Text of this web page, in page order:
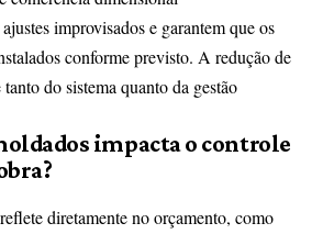
improvisados e garantem que os
conforme previsto. A redução de
do sistema quanto da gestão
impacta o controle
diretamente no orçamento, como